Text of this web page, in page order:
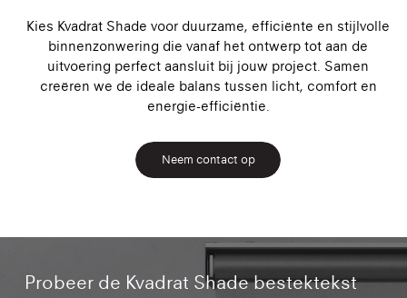
Kies Kvadrat Shade voor duurzame, efficiënte en stijlvolle
binnenzonwering die vanaf het ontwerp tot aan de
uitvoering perfect aansluit bij jouw project. Samen
creëren we de ideale balans tussen licht, comfort en
energie-efficiëntie.
Neem contact op
Probeer de Kvadrat Shade bestektekst